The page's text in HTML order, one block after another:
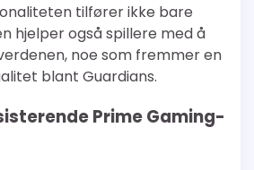
tilfører ikke bare
hjelper også spillere med å
noe som fremmer en
blant Guardians.
Prime Gaming-